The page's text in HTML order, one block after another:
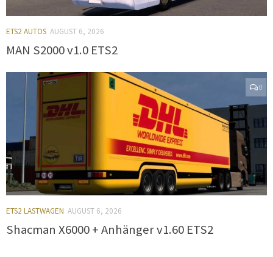
ETS2 AUTOS AUGUST 6, 2026
MAN S2000 v1.0 ETS2
0
ETS2 LASTWAGEN AUGUST 6, 2026
Shacman X6000 + Anhänger v1.60 ETS2